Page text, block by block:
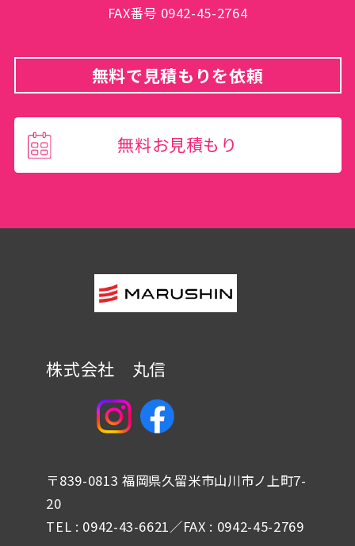
FAX番号 0942-45-2764
無料で見積もりを依頼
無料お見積もり
株式会社 丸信
〒839-0813 福岡県久留米市山川市ノ上町7-
20
TEL : 0942-43-6621／FAX : 0942-45-2769